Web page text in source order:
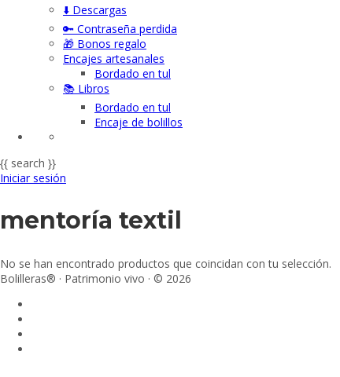
⬇️ Descargas
🔑 Contraseña perdida
🎁 Bonos regalo
Encajes artesanales
Bordado en tul
📚 Libros
Bordado en tul
Encaje de bolillos
{{ search }}
Iniciar sesión
mentoría textil
No se han encontrado productos que coincidan con tu selección.
Bolilleras® · Patrimonio vivo · © 2026